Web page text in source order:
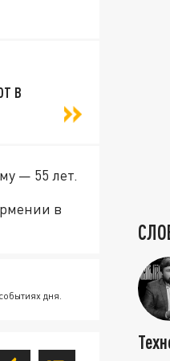
в
— 55 лет.
в
дня.